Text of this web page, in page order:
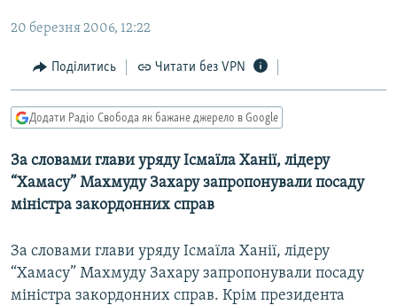
СВІТ
ПРИАЗОВ’Я
КИТАЙ.ВИКЛИКИ
ФОТО
СПЕЦПРОЄКТИ
КРИМ РЕАЛІЇ
20 березня 2006, 12:22
Поділитись Читати без VPN
Додати Радіо Свобода як бажане джерело в Google
За словами глави уряду Ісмаїла Ханії, лідеру
“Хамасу” Махмуду Захару запропонували посаду
міністра закордонних справ
За словами глави уряду Ісмаїла Ханії, лідеру
“Хамасу” Махмуду Захару запропонували посаду
міністра закордонних справ. Крім президента